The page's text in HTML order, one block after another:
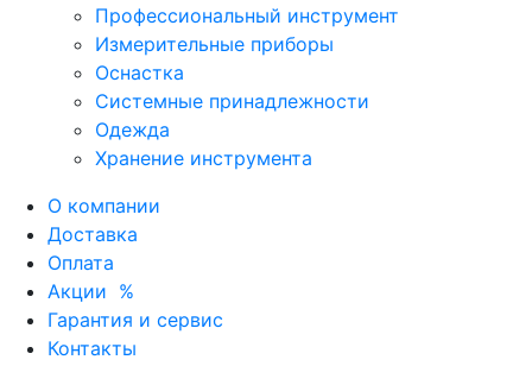
Профессиональный инструмент
Измерительные приборы
Оснастка
Системные принадлежности
Одежда
Хранение инструмента
О компании
Доставка
Оплата
Акции %
Гарантия и сервис
Контакты